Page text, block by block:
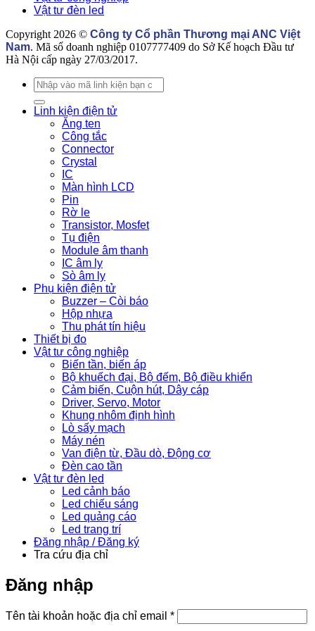
nào?
Vật tư đèn led
Copyright 2026 © Công ty Cổ phần Thương mại ANC Việt
Nam. Mã số doanh nghiệp 0107777409 do Sở Kế hoạch Đầu tư
Hà Nội cấp ngày 27/03/2017.
Tìm
kiếm:
Linh kiện điện tử
Ăng ten
Công tắc
Connector
Crystal
IC
Màn hình LCD
Pin
Rờ le
Transistor, Mosfet
Tụ điện
Module âm thanh
IC âm ly
Sò âm ly
Phụ kiện điện tử
Buzzer – Còi báo
Hộp nhựa
Thu phát tín hiệu
Thiết bị đo
Vật tư công nghiệp
Biến tần, biến áp
Bộ khuếch đại, Bộ đếm, Bộ điều khiển
Cảm biến, Cuộn hút, Dây cáp
Driver, Servo, Motor
Khung nhôm định hình
Lò sấy mạch
Máy nén
Van điện từ, Đầu dò, Động cơ
Đèn cao tần
Vật tư đèn led
Led cảnh báo
Led chiếu sáng
Led quảng cáo
Led trang trí
Đăng nhập / Đăng ký
Tra cứu địa chỉ
Đăng nhập
Tên tài khoản hoặc địa chỉ email *Bắt
buộc